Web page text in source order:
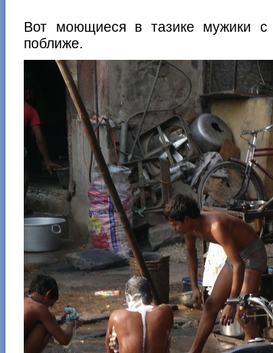
Вот моющиеся в тазике мужики
поближе.